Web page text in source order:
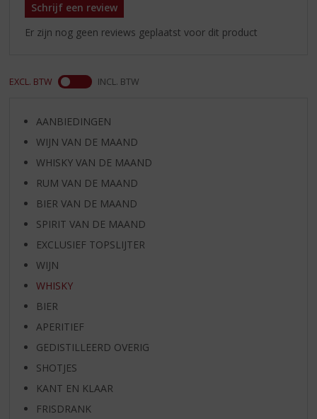
Schrijf een review
Er zijn nog geen reviews geplaatst voor dit product
EXCL. BTW INCL. BTW
AANBIEDINGEN
WIJN VAN DE MAAND
WHISKY VAN DE MAAND
RUM VAN DE MAAND
BIER VAN DE MAAND
SPIRIT VAN DE MAAND
EXCLUSIEF TOPSLIJTER
WIJN
WHISKY
BIER
APERITIEF
GEDISTILLEERD OVERIG
SHOTJES
KANT EN KLAAR
FRISDRANK